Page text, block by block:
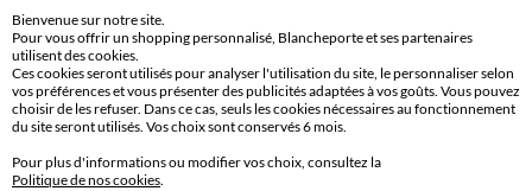
Service clients
par chat et par téléphone
de 8h00 à 20h00 du lundi au samedi
11€ Offerts
Bienvenue sur notre site.
Pour vous offrir un shopping personnalisé, Blancheporte et ses partenaires
utilisent des cookies.
Ces cookies seront utilisés pour analyser l'utilisation du site, le personnaliser selon
vos préférences et vous présenter des publicités adaptées à vos goûts. Vous pouvez
choisir de les refuser. Dans ce cas, seuls les cookies nécessaires au fonctionnement
du site seront utilisés. Vos choix sont conservés 6 mois.
Pour plus d'informations ou modifier vos choix, consultez la
Politique de nos cookies.